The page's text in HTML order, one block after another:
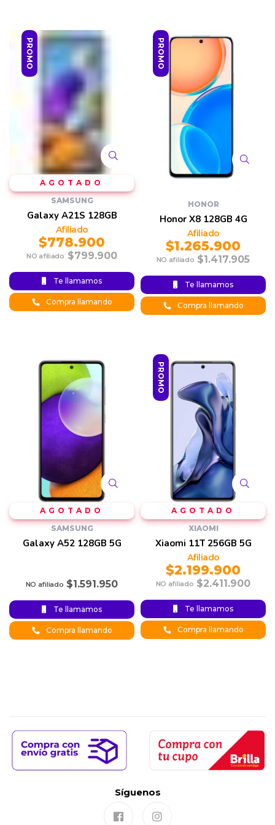
PROMO
SAMSUNG
Galaxy A21S 128GB
$799.900
Original
price
was:
$778.900
Current
price is:
Te llamamos
Compra llamando
PROMO
HONOR
Honor X8 128GB 4G
$1.417.905
Original
price was:
$1.417.905.
$1.265.900
Current
price is:
$1.265.900.
Te llamamos
Compra llamando
SAMSUNG
Galaxy A52 128GB 5G
$1.591.950
Te llamamos
Compra llamando
PROMO
XIAOMI
Xiaomi 11T 256GB 5G
$2.411.900
Original
price was:
$2.411.900.
$2.199.900
Current
price is:
$2.199.900.
Te llamamos
Compra llamando
Síguenos